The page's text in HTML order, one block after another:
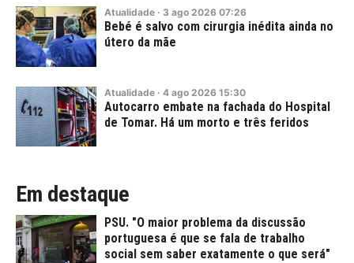
Atualidade · 3 ago 2026 07:26
Bebé é salvo com cirurgia inédita ainda no
útero da mãe
Atualidade · 4 ago 2026 15:30
Autocarro embate na fachada do Hospital
de Tomar. Há um morto e três feridos
Em destaque
PSU. "O maior problema da discussão
portuguesa é que se fala de trabalho
social sem saber exatamente o que será"